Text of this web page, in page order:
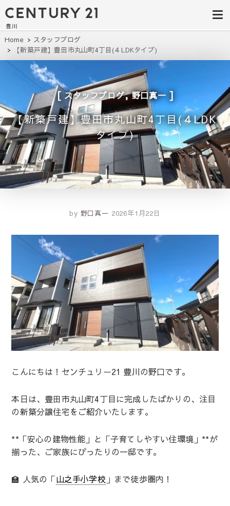
豊田市の中古
住宅・土地・
リノベ物件探
し｜センチュ
リー21豊川
建て・土地探しはセンチュリー21豊
川へ。豊田市内の最新物件情報を随
時更新中！駅近、建築条件無し、ペ
ット可、学区別など、お客様のこだ
わり条件に合わせて理想の物件を簡
単検索。
Home
スタッフブログ
【新築戸建】豊田市丸山町4丁目(４LDKタイプ)
スタッフブログ,野口真一
【新築戸建】豊田市丸山町4丁目(４LDK
タイプ)
by 野口真一 2026年1月22日
こんにちは！センチュリー21 豊川の野口です。
本日は、豊田市丸山町4丁目に完成したばかりの、注目
の新築分譲住宅をご紹介いたします。
**「安心の建物性能」と「子育てしやすい住環境」**が
揃った、ご家族にぴったりの一邸です。
🏫 人気の「山之手小学校 」まで徒歩圏内！